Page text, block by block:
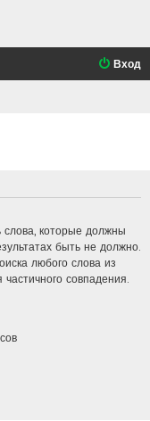
Вход
слова, которые должны
быть не должно.
любого слова из
совпадения.